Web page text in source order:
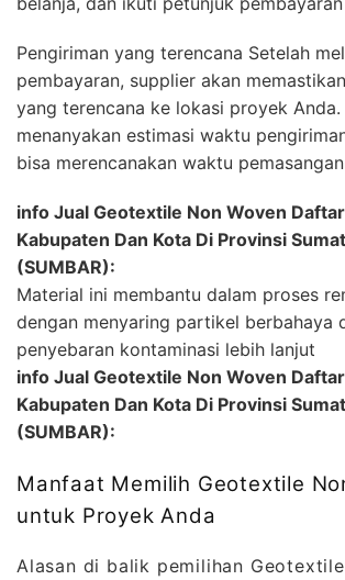
Pengiriman yang terencana Setelah
pembayaran, supplier akan
yang terencana ke lokasi proyek
menanyakan estimasi waktu
bisa merencanakan waktu
info Jual Geotextile Non Woven
Kabupaten Dan Kota Di Provinsi
(SUMBAR):
Material ini membantu dalam proses
dengan menyaring partikel berbahaya
penyebaran kontaminasi lebih lanjut
info Jual Geotextile Non Woven
Kabupaten Dan Kota Di Provinsi
(SUMBAR):
Manfaat Memilih Geotextile
untuk Proyek Anda
Alasan di balik pemilihan